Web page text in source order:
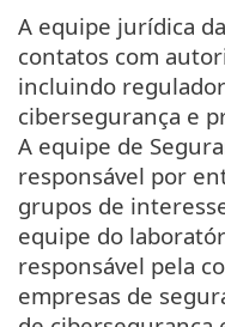
A equipe jurídica
contatos com
incluindo
cibersegurança e
A equipe de
responsável por
grupos de
equipe do
responsável pela
empresas de